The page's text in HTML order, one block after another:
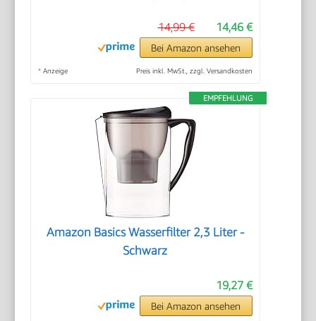
14,46 €
14,99 €
Bei Amazon ansehen
* Anzeige Preis inkl. MwSt., zzgl. Versandkosten
EMPFEHLUNG
Amazon Basics Wasserfilter 2,3 Liter -
Schwarz
19,27 €
Bei Amazon ansehen